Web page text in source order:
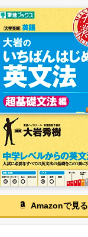
Amazonで見る